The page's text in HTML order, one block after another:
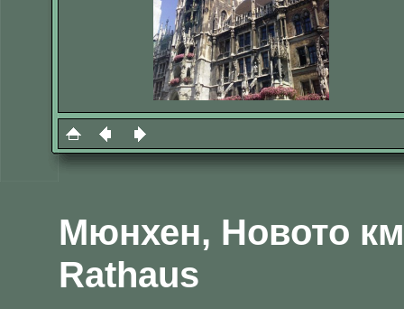
Мюнхен, Новото
Rathaus